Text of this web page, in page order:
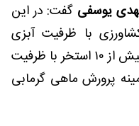
یوسفی گفت: در این
195 استخر کشاورزی با ظرفیت آبزی
پروری وجود دارد و در حال حاضر بیش از ۱۰ استخر با ظرفیت
قطعه در زمینه پرورش ماهی گرمابی